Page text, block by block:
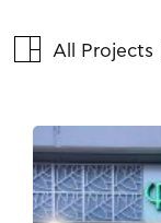
All Projects